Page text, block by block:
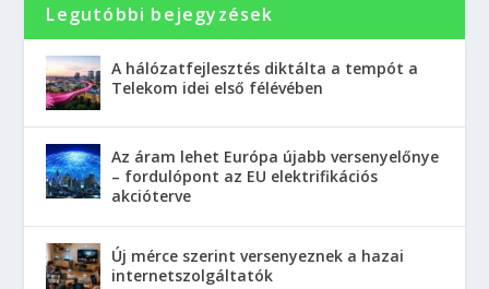
Legutóbbi bejegyzések
A hálózatfejlesztés diktálta a tempót a
Telekom idei első félévében
Az áram lehet Európa újabb versenyelőnye
– fordulópont az EU elektrifikációs
akcióterve
Új mérce szerint versenyeznek a hazai
internetszolgáltatók